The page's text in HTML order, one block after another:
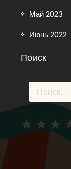
Май 2023
Июнь 2022
Поиск
Найти: